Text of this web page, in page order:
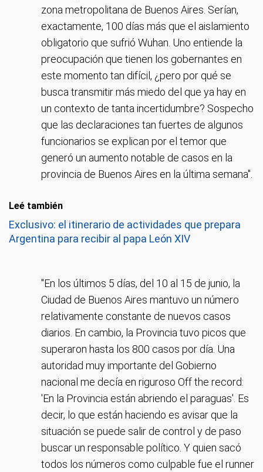
zona metropolitana de Buenos Aires. Serían,
exactamente, 100 días más que el aislamiento
obligatorio que sufrió Wuhan. Uno entiende la
preocupación que tienen los gobernantes en
este momento tan difícil, ¿pero por qué se
busca transmitir más miedo del que ya hay en
un contexto de tanta incertidumbre? Sospecho
que las declaraciones tan fuertes de algunos
funcionarios se explican por el temor que
generó un aumento notable de casos en la
provincia de Buenos Aires en la última semana".
Leé también
Exclusivo: el itinerario de actividades que prepara
Argentina para recibir al papa León XIV
"En los últimos 5 días, del 10 al 15 de junio, la
Ciudad de Buenos Aires mantuvo un número
relativamente constante de nuevos casos
diarios. En cambio, la Provincia tuvo picos que
superaron hasta los 800 casos por día. Una
autoridad muy importante del Gobierno
nacional me decía en riguroso Off the record:
'En la Provincia están abriendo el paraguas'. Es
decir, lo que están haciendo es avisar que la
situación se puede salir de control y de paso
buscar un responsable político. Y quien sacó
todos los números como culpable fue el runner